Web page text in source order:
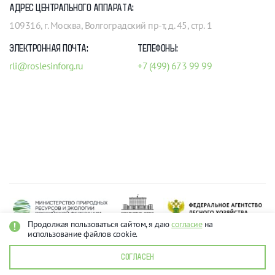
Продолжая пользоваться сайтом, я даюсогласиена
использование файлов cookie.
СОГЛАСЕН
АДРЕС ЦЕНТРАЛЬНОГО АППАРАТА:
109316, г. Москва, Волгоградский пр-т, д. 45, стр. 1
ЭЛЕКТРОННАЯ ПОЧТА:
rli@roslesinforg.ru
ТЕЛЕФОНЫ:
+7 (499) 673 99 99
О персональных данных